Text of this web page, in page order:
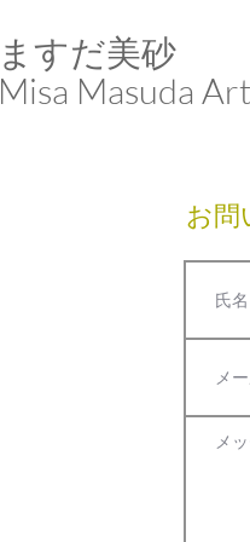
ますだ美砂​​​​​​​
Misa Masuda
お問